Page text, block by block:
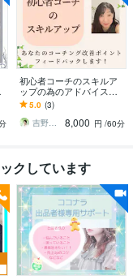
初心者コーチのスキルア
ップの為のアドバイスし
ます コーチングスキルを
磨く！フィードバック&質
問にお答えします
5.0 (3)
吉野かずこ｜コアをひらく癒し手
8,000 円 /60分
クしています